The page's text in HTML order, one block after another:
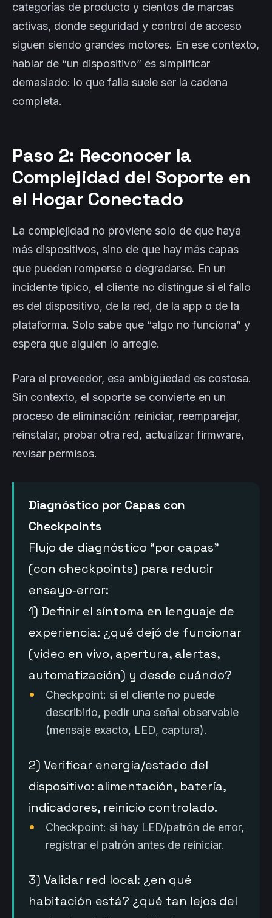
categorías de producto y cientos de marcas
activas, donde seguridad y control de acceso
siguen siendo grandes motores. En ese contexto,
hablar de “un dispositivo” es simplificar
demasiado: lo que falla suele ser la cadena
completa.
Paso 2: Reconocer la
Complejidad del Soporte en
el Hogar Conectado
La complejidad no proviene solo de que haya
más dispositivos, sino de que hay más capas
que pueden romperse o degradarse. En un
incidente típico, el cliente no distingue si el fallo
es del dispositivo, de la red, de la app o de la
plataforma. Solo sabe que “algo no funciona” y
espera que alguien lo arregle.
Para el proveedor, esa ambigüedad es costosa.
Sin contexto, el soporte se convierte en un
proceso de eliminación: reiniciar, reemparejar,
reinstalar, probar otra red, actualizar firmware,
revisar permisos.
Diagnóstico por Capas con
Checkpoints
Flujo de diagnóstico “por capas”
(con checkpoints) para reducir
ensayo‑error:
1) Definir el síntoma en lenguaje de
experiencia: ¿qué dejó de funcionar
(video en vivo, apertura, alertas,
automatización) y desde cuándo?
Checkpoint: si el cliente no puede
describirlo, pedir una señal observable
(mensaje exacto, LED, captura).
2) Verificar energía/estado del
dispositivo: alimentación, batería,
indicadores, reinicio controlado.
Checkpoint: si hay LED/patrón de error,
registrar el patrón antes de reiniciar.
3) Validar red local: ¿en qué
habitación está? ¿qué tan lejos del